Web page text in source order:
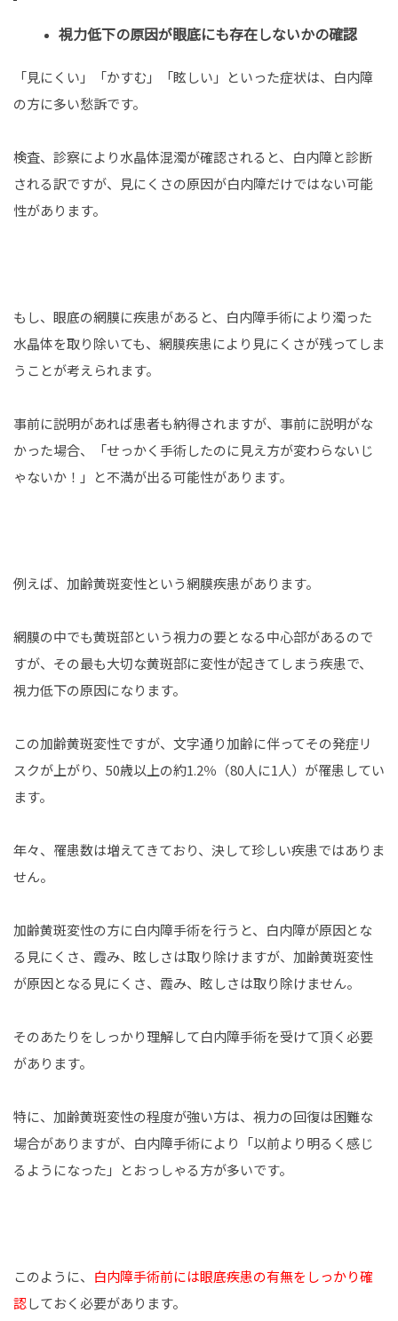
視力低下の原因が眼底にも存在しないかの確認
「見にくい」「かすむ」「眩しい」といった症状は、白内障
の方に多い愁訴です。
検査、診察により水晶体混濁が確認されると、白内障と診断
される訳ですが、見にくさの原因が白内障だけではない可能
性があります。
もし、眼底の網膜に疾患があると、白内障手術により濁った
水晶体を取り除いても、網膜疾患により見にくさが残ってしま
うことが考えられます。
事前に説明があれば患者も納得されますが、事前に説明がな
かった場合、「せっかく手術したのに見え方が変わらないじ
ゃないか！」と不満が出る可能性があります。
例えば、加齢黄斑変性という網膜疾患があります。
網膜の中でも黄斑部という視力の要となる中心部があるので
すが、その最も大切な黄斑部に変性が起きてしまう疾患で、
視力低下の原因になります。
この加齢黄斑変性ですが、文字通り加齢に伴ってその発症リ
スクが上がり、50歳以上の約1.2％（80人に1人）が罹患してい
ます。
年々、罹患数は増えてきており、決して珍しい疾患ではありま
せん。
加齢黄斑変性の方に白内障手術を行うと、白内障が原因とな
る見にくさ、霞み、眩しさは取り除けますが、加齢黄斑変性
が原因となる見にくさ、霞み、眩しさは取り除けません。
そのあたりをしっかり理解して白内障手術を受けて頂く必要
があります。
特に、加齢黄斑変性の程度が強い方は、視力の回復は困難な
場合がありますが、白内障手術により「以前より明るく感じ
るようになった」とおっしゃる方が多いです。
このように、 白内障手術前には眼底疾患の有無をしっかり確
認しておく必要があります。